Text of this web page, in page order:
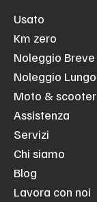
Usato
Km zero
Noleggio Breve
Noleggio Lungo
Moto & scooter
Assistenza
Servizi
Chi siamo
Blog
Lavora con noi